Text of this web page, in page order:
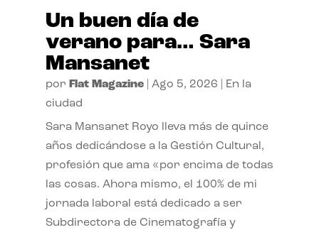
Un buen día de
verano para… Sara
Mansanet
por Flat Magazine| Ago 5, 2026
En la
ciudad
Sara Mansanet Royo lleva más de quince
años dedicándose a la Gestión Cultural,
profesión que ama «por encima de todas
las cosas. Ahora mismo, el 100% de mi
jornada laboral está dedicado a ser
Subdirectora de Cinematografía y